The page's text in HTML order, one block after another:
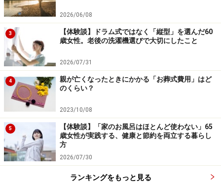
しょう。
また、親、兄弟、親戚などと交流が少なかったという方
は、定年を機会に、お互い連絡を取ってみるとよいかも
しれません。
その際、住んでいる場所が遠いのであれば、SNSで日常
の出来事を報告したり、お気に入りの写真を投稿したり
ということから始めてみましょう。共通の話題ができれ
ば、自然とつながりが深まるでしょう。
現役時代は、仕事に行くことで、人との交流ができた
り、することが与えられたりします。しかし、退職後に
2026/06/08
3
【体験談】ドラム式ではなく「縦型」を選んだ60
歳女性。老後の洗濯機選びで大切にしたこと
2026/07/31
4
親が亡くなったときにかかる「お葬式費用」はど
のくらい？
2023/10/08
5
【体験談】「家のお風呂はほとんど使わない」65
歳女性が実践する、健康と節約を両立する暮らし
方
2026/07/30
ランキングをもっと見る